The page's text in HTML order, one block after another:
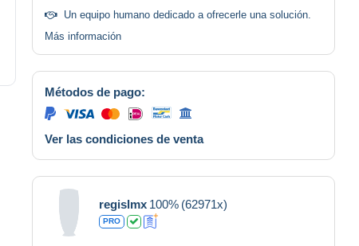
Un equipo humano dedicado a ofrecerle una solución.
Más información
Métodos de pago:
Ver las condiciones de venta
regislmx 100% (62971x)
PRO